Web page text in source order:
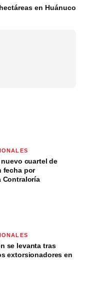
hectáreas en Huánuco
cuartel de
fecha por
Contraloría
se levanta tras
extorsionadores en